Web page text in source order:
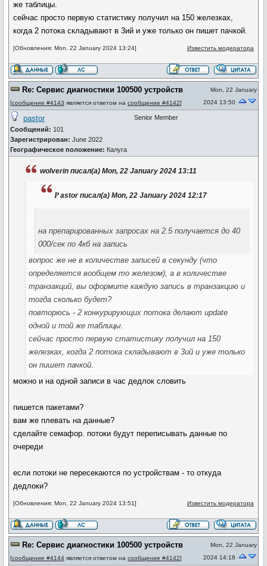
же таблицы.
сейчас просто первую статистику получил на 150 железках,
когда 2 потока складывают в 3ий и уже только он пишет пачкой.
[Обновления: Mon, 22 January 2024 13:24] Известить модератора
Re: Сервис диагностики 100500 устройств
[сообщение #4143 является ответом на сообщение #4142]
Mon, 22 January
2024 13:50
pastor
Сообщений: 101
Зарегистрирован: June 2022
Географическое положение: Калуга
Senior Member
wolverin писал(а) Mon, 22 January 2024 13:11
pastor писал(а) Mon, 22 January 2024 12:17
на препарированных запросах на 2.5 получается до 40
000/сек по 4кб на запись
вопрос же не в количестве записей в секунду (что
определяется вообщем то железом), а в количестве
транзакций, вы оформите каждую запись в транзакцию и
тогда сколько будет?
повторюсь - 2 конкурирующих потока делают update
одной и той же таблицы.
сейчас просто первую статистику получил на 150
железках, когда 2 потока складывают в 3ий и уже только
он пишет пачкой.
можно и на одной записи в час дедлок словить
пишется пакетами?
вам же плевать на данные?
сделайте семафор. потоки будут переписывать данные по
очереди
если потоки не пересекаются по устройствам - то откуда
дедлоки?
[Обновления: Mon, 22 January 2024 13:51] Известить модератора
Re: Сервис диагностики 100500 устройств
[сообщение #4144 является ответом на сообщение #4142]
Mon, 22 January
2024 14:18